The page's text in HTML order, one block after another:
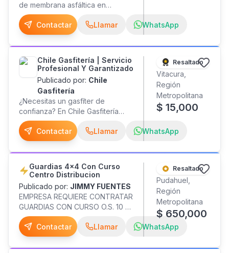
de membrana asfáltica en
techumbres, casas mediterránea,
terrazas, cubiertas de edificios,
etc. Trabajos con membrana de
muy buena calidad! Trabajos
garantizados Con 30 años de
experiencia en membrana.
Contactar Llamar WhatsApp
Chile Gasfitería | Servicio
Profesional Y Garantizado
Publicado por: Chile
Gasfitería
¿Necesitas un gasfíter de
confianza? En Chile Gasfitería
entregamos soluciones rápidas,
seguras y con garantía. Servicios:
Destapes de alcantarillado,
lavaplatos, lavamanos, duchas y
WC. Detección y reparación de
fugas de agua y gas. Instalación,
mantención y reparación de
calefont. Reparación e instalación
de grifería. Eliminación de
de agua (eliminación de sarro).
Reparaciones y terminaciones.
Contactar Llamar WhatsApp
Resaltado
Vitacura,
Región
Metropolitana
$ 15,000
Guardias 4x4 Con Curso
Centro Distribucion
Publicado por: JIMMY FUENTES
EMPRESA REQUIERE CONTRATAR
GUARDIAS CON CURSO O.S. 10 AL
DIA, SISTEMA 4X4 PARA CENTRO
DE DISTRIBUCION EN COMUNA
DE PUDAHUEL , INTERESADOS
LLAMAR A JIMMY FUENTES, CEL. ,
Contactar Llamar WhatsApp
Resaltado
Pudahuel,
Región
Metropolitana
$ 650,000